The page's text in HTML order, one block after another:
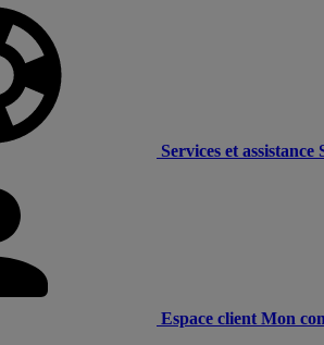
Services et assistance
Espace client Mon